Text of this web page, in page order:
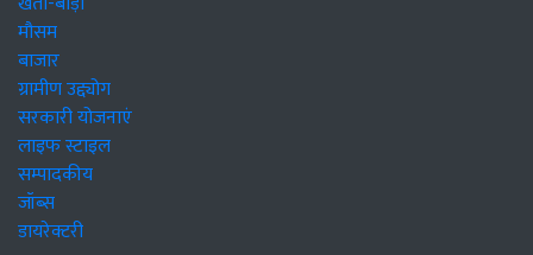
मौसम
बाजार
ग्रामीण उद्द्योग
सरकारी योजनाएं
लाइफ स्टाइल
सम्पादकीय
जॉब्स
डायरेक्टरी